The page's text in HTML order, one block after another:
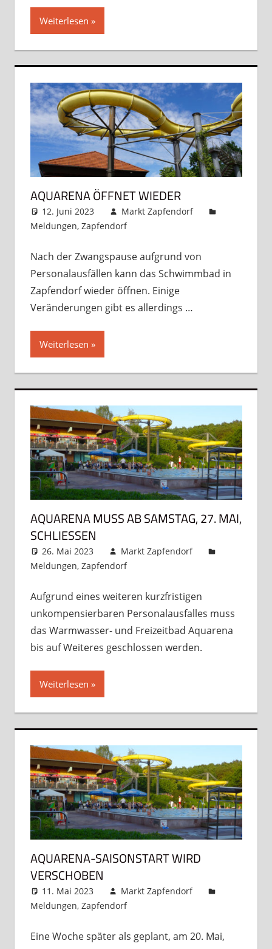
Weiterlesen
AQUARENA ÖFFNET WIEDER
12. Juni 2023
Markt Zapfendorf
Meldungen, Zapfendorf
Nach der Zwangspause aufgrund von
Personalausfällen kann das Schwimmbad in
Zapfendorf wieder öffnen. Einige
Veränderungen gibt es allerdings …
Weiterlesen
AQUARENA MUSS AB SAMSTAG, 27. MAI,
SCHLIESSEN
26. Mai 2023
Markt Zapfendorf
Meldungen, Zapfendorf
Aufgrund eines weiteren kurzfristigen
unkompensierbaren Personalausfalles muss
das Warmwasser- und Freizeitbad Aquarena
bis auf Weiteres geschlossen werden.
Weiterlesen
AQUARENA-SAISONSTART WIRD
VERSCHOBEN
11. Mai 2023
Markt Zapfendorf
Meldungen, Zapfendorf
Eine Woche später als geplant, am 20. Mai,